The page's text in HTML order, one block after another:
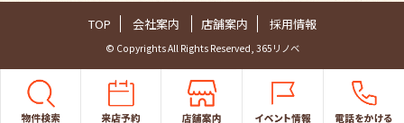
TOP 会社案内 店舗案内 採用情報
© Copyrights All Rights Reserved, 365リノベ